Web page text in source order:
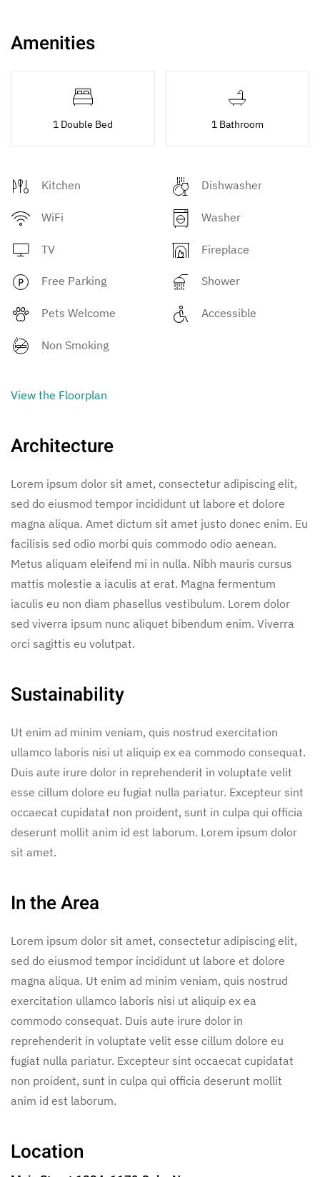
Amenities
1 Double Bed 1 Bathroom
Kitchen Dishwasher
WiFi Washer
TV Fireplace
Free Parking Shower
Pets Welcome Accessible
Non Smoking
View the Floorplan
Architecture
Lorem ipsum dolor sit amet, consectetur adipiscing elit,
sed do eiusmod tempor incididunt ut labore et dolore
magna aliqua. Amet dictum sit amet justo donec enim. Eu
facilisis sed odio morbi quis commodo odio aenean.
Metus aliquam eleifend mi in nulla. Nibh mauris cursus
mattis molestie a iaculis at erat. Magna fermentum
iaculis eu non diam phasellus vestibulum. Lorem dolor
sed viverra ipsum nunc aliquet bibendum enim. Viverra
orci sagittis eu volutpat.
Sustainability
Ut enim ad minim veniam, quis nostrud exercitation
ullamco laboris nisi ut aliquip ex ea commodo consequat.
Duis aute irure dolor in reprehenderit in voluptate velit
esse cillum dolore eu fugiat nulla pariatur. Excepteur sint
occaecat cupidatat non proident, sunt in culpa qui officia
deserunt mollit anim id est laborum. Lorem ipsum dolor
sit amet.
In the Area
Lorem ipsum dolor sit amet, consectetur adipiscing elit,
sed do eiusmod tempor incididunt ut labore et dolore
magna aliqua. Ut enim ad minim veniam, quis nostrud
exercitation ullamco laboris nisi ut aliquip ex ea
commodo consequat. Duis aute irure dolor in
reprehenderit in voluptate velit esse cillum dolore eu
fugiat nulla pariatur. Excepteur sint occaecat cupidatat
non proident, sunt in culpa qui officia deserunt mollit
anim id est laborum.
Location